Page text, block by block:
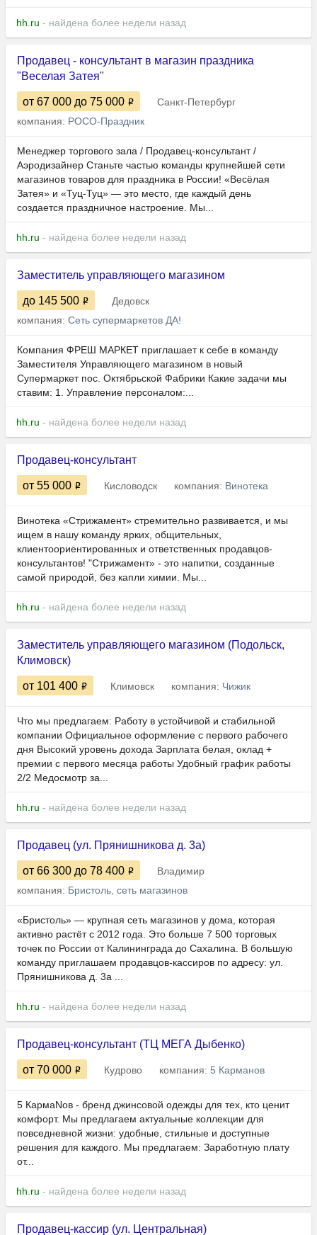
hh.ru - найдена более недели назад
Продавец - консультант в магазин праздника
"Веселая Затея"
от 67 000 до 75 000
Санкт-Петербург
компания: РОСО-Праздник
Менеджер торгового зала / Продавец-консультант /
Аэродизайнер Станьте частью команды крупнейшей сети
магазинов товаров для праздника в России! «Весёлая
Затея» и «Туц-Туц» — это место, где каждый день
создается праздничное настроение. Мы...
hh.ru - найдена более недели назад
Заместитель управляющего магазином
до 145 500
Дедовск
компания: Сеть супермаркетов ДА!
Компания ФРЕШ МАРКЕТ приглашает к себе в команду
Заместителя Управляющего магазином в новый
Супермаркет пос. Октябрьской Фабрики Какие задачи мы
ставим: 1. Управление персоналом:...
hh.ru - найдена более недели назад
Продавец-консультант
от 55 000 Кисловодск компания: Винотека
Винотека «Стрижамент» стремительно развивается, и мы
ищем в нашу команду ярких, общительных,
клиентоориентированных и ответственных продавцов-
консультантов! "Стрижамент» - это напитки, созданные
самой природой, без капли химии. Мы...
hh.ru - найдена более недели назад
Заместитель управляющего магазином (Подольск,
Климовск)
от 101 400 Климовск компания: Чижик
Что мы предлагаем: Работу в устойчивой и стабильной
компании Официальное оформление с первого рабочего
дня Высокий уровень дохода Зарплата белая, оклад +
премии с первого месяца работы Удобный график работы
2/2 Медосмотр за...
hh.ru - найдена более недели назад
Продавец (ул. Прянишникова д. 3а)
от 66 300 до 78 400
Владимир
компания: Бристоль, сеть магазинов
«Бристоль» — крупная сеть магазинов у дома, которая
активно растёт с 2012 года. Это больше 7 500 торговых
точек по России от Калининграда до Сахалина. В большую
команду приглашаем продавцов-кассиров по адресу: ул.
Прянишникова д. 3а ...
hh.ru - найдена более недели назад
Продавец-консультант (ТЦ МЕГА Дыбенко)
от 70 000 Кудрово компания: 5 Карманов
5 КармаNов - бренд джинсовой одежды для тех, кто ценит
комфорт. Мы предлагаем актуальные коллекции для
повседневной жизни: удобные, стильные и доступные
решения для каждого. Мы предлагаем: Заработную плату
от...
hh.ru - найдена более недели назад
Продавец-кассир (ул. Центральная)